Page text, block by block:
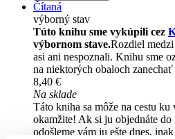
Čítaná
výborný stav
Túto knihu sme vykúpili cez
výbornom stave.Rozdiel
asi ani nespoznali. Knihu sme
na niektorých obaloch zanechať
8,40 €
Na sklade
Táto kniha sa môže na cestu
okamžite! Ak si ju objednáte
odošleme vám ju ešte dnes,